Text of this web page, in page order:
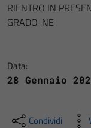
RIENTRO IN
GRADO-NE
Data:
28 Gennaio
Condividi